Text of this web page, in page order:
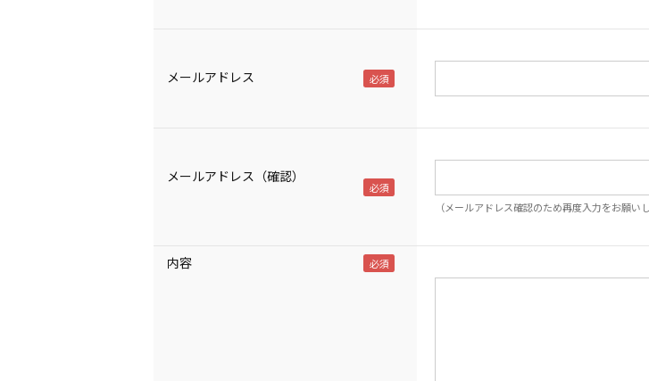
メールアドレス
メールアドレス（確認）
（メールアドレス確認のため再度入力をお願い
内容